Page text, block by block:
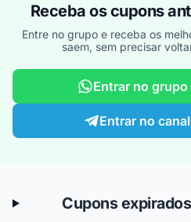
Receba os cupons
Entre no grupo e receba os
saem, sem precisar
Entrar no
Entrar no
Cupons